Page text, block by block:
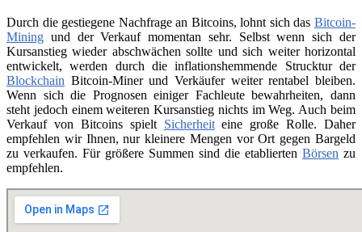
Durch die gestiegene Nachfrage an Bitcoins, lohnt sich das Bitcoin-
Mining und der Verkauf momentan sehr. Selbst wenn sich der
Kursanstieg wieder abschwächen sollte und sich weiter horizontal
entwickelt, werden durch die inflationshemmende Strucktur der
Blockchain Bitcoin-Miner und Verkäufer weiter rentabel bleiben.
Wenn sich die Prognosen einiger Fachleute bewahrheiten, dann
steht jedoch einem weiteren Kursanstieg nichts im Weg. Auch beim
Verkauf von Bitcoins spielt Sicherheiteine große Rolle. Daher
empfehlen wir Ihnen, nur kleinere Mengen vor Ort gegen Bargeld
zu verkaufen. Für größere Summen sind die etablierten Börsen zu
empfehlen.